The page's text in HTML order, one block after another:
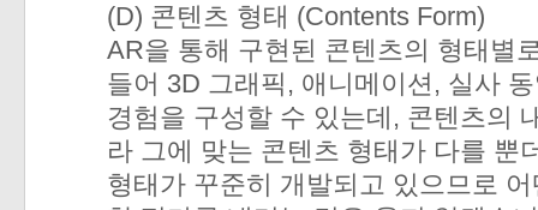
(D) 콘텐츠 형태 (Contents Form)
AR을 통해 구현된 콘텐츠의 형태별
들어 3D 그래픽, 애니메이션, 실사
경험을 구성할 수 있는데, 콘텐츠의
라 그에 맞는 콘텐츠 형태가 다를 뿐
형태가 꾸준히 개발되고 있으므로